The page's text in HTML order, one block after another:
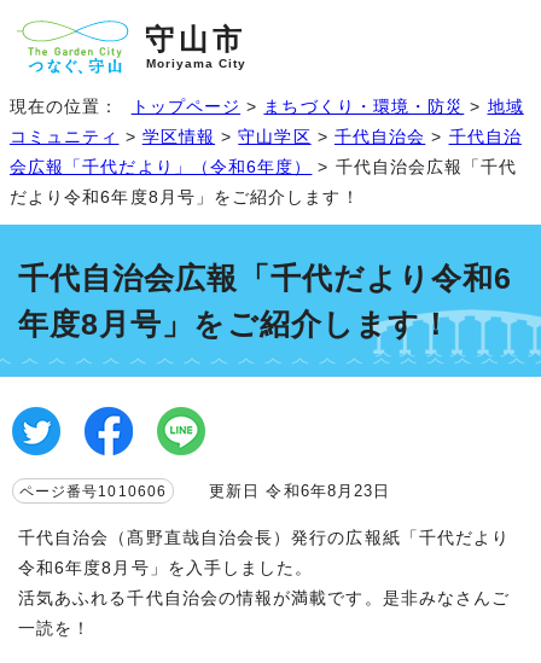
守山市
Moriyama City
現在の位置： トップページ > まちづくり・環境・防災 > 地域
コミュニティ
> 学区情報 >守山学区 > 千代自治会 > 千代自治
会広報「千代だより」（令和6年度）
> 千代自治会広報「千代
だより令和6年度8月号」をご紹介します！
千代自治会広報「千代だより令和6
年度8月号」をご紹介します！
ページ番号1010606 更新日 令和6年8月23日
千代自治会（髙野直哉自治会長）発行の広報紙「千代だより
令和6年度8月号」を入手しました。
活気あふれる千代自治会の情報が満載です。是非みなさんご
一読を！